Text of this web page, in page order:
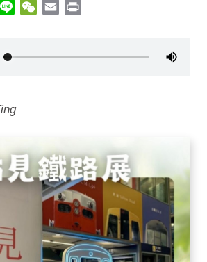
Line WeChat
Email